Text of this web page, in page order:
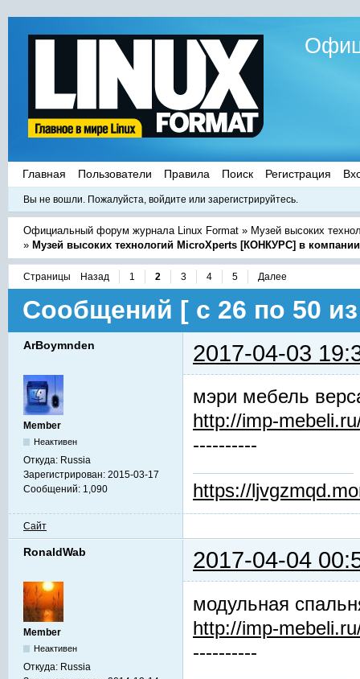
Главная Пользователи Правила Поиск Регистрация
Вы не вошли. Пожалуйста, войдите или зарегистрируйтесь.
Официальный форум журнала Linux Format » Музей высоких
» Музей высоких технологий MicroXperts [КОНКУРС] в
Страницы Назад 1 2 3 4 5 Далее
Сообщений [ с 26 по 50
ArBoymnden 2017-04-03
Member
Неактивен
Откуда: Russia
Зарегистрирован: 2015-03-17
Сообщений: 1,090
мэри мебель
http://imp-
----------
https://
Сайт
RonaldWab 2017-04-04
Member
Неактивен
Откуда: Russia
модульная
http://imp-
----------